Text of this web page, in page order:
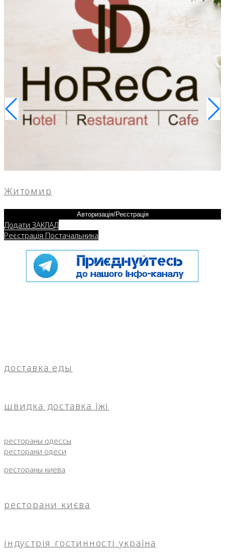
Житомир
Авторизація/Реєстрація
Додати ЗАКЛАД
Реєстрація Постачальника
доставка еды
швидка доставка їжі
рестораны одессы
ресторани одеси
рестораны киева
ресторани києва
індустрія гостинності україна